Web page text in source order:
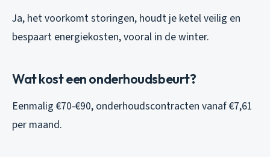
Ja, het voorkomt storingen, houdt je ketel veilig en
bespaart energiekosten, vooral in de winter.
Wat kost een onderhoudsbeurt?
Eenmalig €70-€90, onderhoudscontracten vanaf €7,61
per maand.